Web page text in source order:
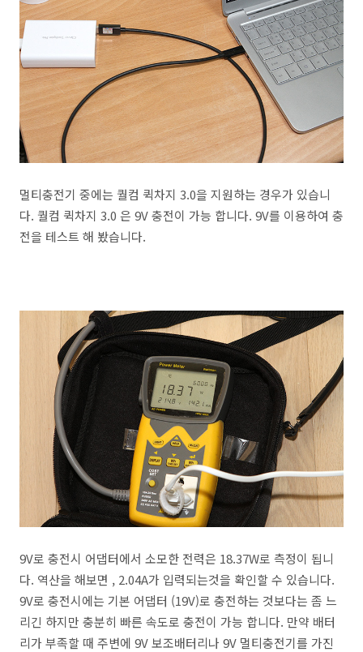
멀티충전기 중에는 퀄컴 퀵차지 3.0을 지원하는 경우가 있습니
다. 퀄컴 퀵차지 3.0 은 9V 충전이 가능 합니다. 9V를 이용하여 충
전을 테스트 해 봤습니다.
9V로 충전시 어댑터에서 소모한 전력은 18.37W로 측정이 됩니
다. 역산을 해보면 , 2.04A가 입력되는것을 확인할 수 있습니다.
9V로 충전시에는 기본 어댑터 (19V)로 충전하는 것보다는 좀 느
리긴 하지만 충분히 빠른 속도로 충전이 가능 합니다. 만약 배터
리가 부족할 때 주변에 9V 보조배터리나 9V 멀티충전기를 가진